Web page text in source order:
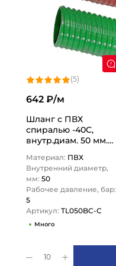
(5)
642 ₽/м
Шланг с ПВХ
спиралью -40C,
внутр.диам. 50 мм.
LOCK
Материал: ПВХ
Внутренний диаметр,
мм: 50
Рабочее давление, бар:
5
Артикул: TL050BC-C
Много
10